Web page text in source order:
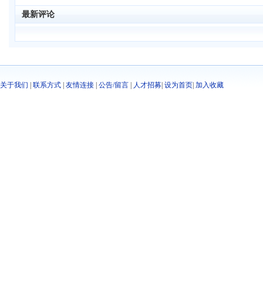
最新评论
关于我们 联系方式 友情连接 公告/留言 人才招募 设为首页 加入收藏